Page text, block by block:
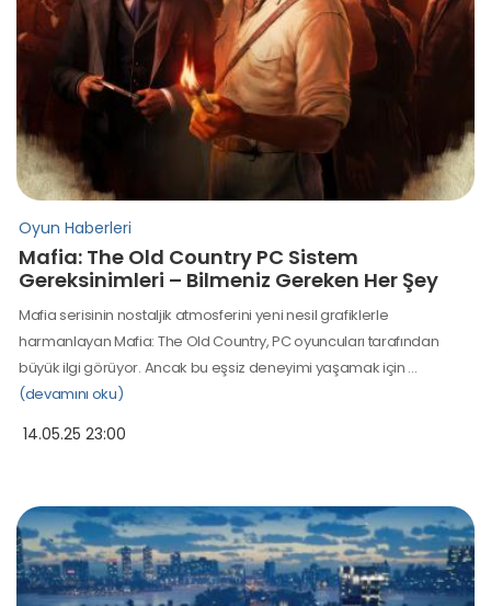
Oyun Haberleri
Mafia: The Old Country PC Sistem
Gereksinimleri – Bilmeniz Gereken Her Şey
Mafia serisinin nostaljik atmosferini yeni nesil grafiklerle
harmanlayan Mafia: The Old Country, PC oyuncuları tarafından
büyük ilgi görüyor. Ancak bu eşsiz deneyimi yaşamak için …
(devamını oku)
14.05.25 23:00